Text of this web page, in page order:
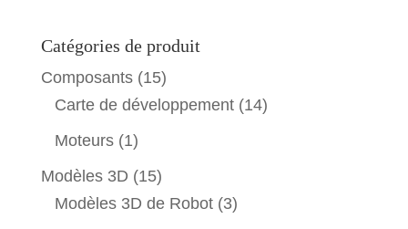
Catégories de produit
Composants (15)
Carte de développement (14)
Moteurs (1)
Modèles 3D (15)
Modèles 3D de Robot (3)